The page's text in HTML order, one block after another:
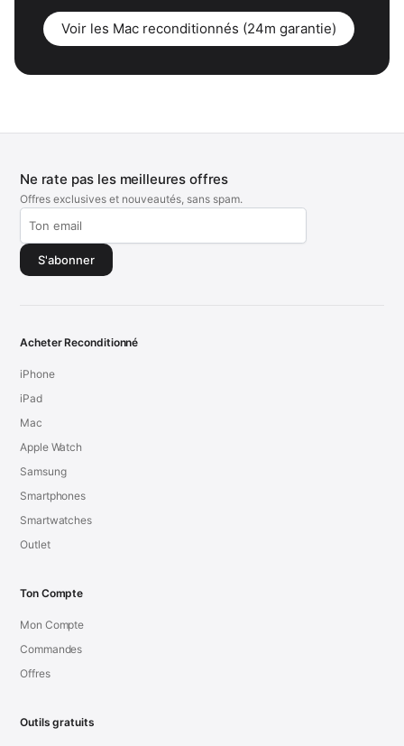
Voir les Mac reconditionnés (24m garantie)
Ne rate pas les meilleures offres
Offres exclusives et nouveautés, sans spam.
S'abonner
Acheter Reconditionné
iPhone
iPad
Mac
Apple Watch
Samsung
Smartphones
Smartwatches
Outlet
Ton Compte
Mon Compte
Commandes
Offres
Outils gratuits